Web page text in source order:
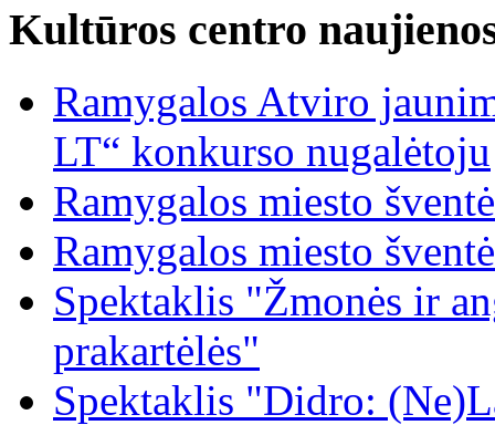
Kultūros centro
Ramygalos Atviro
LT“ konkurso nugalėtoju
Ramygalos miesto šventė
Ramygalos miesto šventė
Spektaklis "Žmonės ir
prakartėlės"
Spektaklis "Didro: